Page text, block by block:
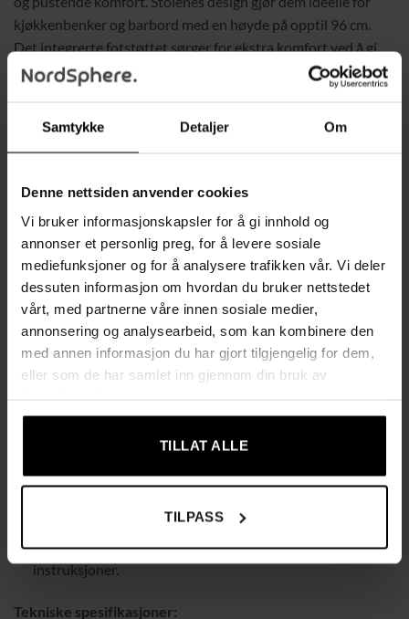
Samtykke Detaljer Om
Denne nettsiden anvender cookies
Vi bruker informasjonskapsler for å gi innhold og
annonser et personlig preg, for å levere sosiale
mediefunksjoner og for å analysere trafikken vår. Vi deler
dessuten informasjon om hvordan du bruker nettstedet
vårt, med partnerne våre innen sosiale medier,
annonsering og analysearbeid, som kan kombinere den
med annen informasjon du har gjort tilgjengelig for dem,
eller som de har samlet inn gjennom din bruk av
TILLAT ALLE
TILPASS
kjøkkenbenker og barbord med en høyde på opptil 96 cm.
Det integrerte fotstøttet sørger for ekstra komfort ved å gi
føttene en behagelig hvileplass.
stabile, mens de sklisikre fotstøttene beskytter gulvet mot
riper. Med sin flotte kombinasjon av gul og svart tilfører disse
montering kreves, og bruksanvisning medfølger.
Fordeler:
Boho-design:PE-rotting gir en stilfull og luftig
sitteopplevelse.
Perfekt for kjøkken og bar:Tilpasset for kjøkkenbenker
og barbord med en høyde på 96 cm.
Ekstra komfort:Innebygd fotstøtte gir en behagelig plass
Robust stålramme som sikrer lang
Gulvvennlig:Sklisikre fotstøtter beskytter gulvet mot
Lett å montere:Enkel montering med medfølgende
instruksjoner.
Tekniske spesifikasjoner: